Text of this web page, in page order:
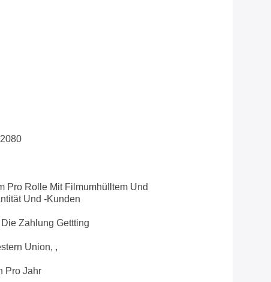
Pro Rolle Mit Filmumhülltem Und
Und -Kunden
Zahlung Gettting
Union, ,
Pro Jahr